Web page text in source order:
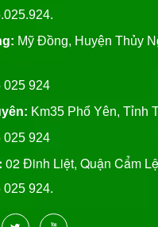
Mỹ Đồng, Huyện Thủy
025 924
Km35 Phổ Yên, Tỉnh
025 924
02 Đinh Liệt, Quận Cẩm
025 924.